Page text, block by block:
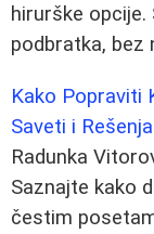
hirurške
podbratka, bez
Kako Popraviti
Saveti i Rešenja
Radunka
Saznajte kako
čestim